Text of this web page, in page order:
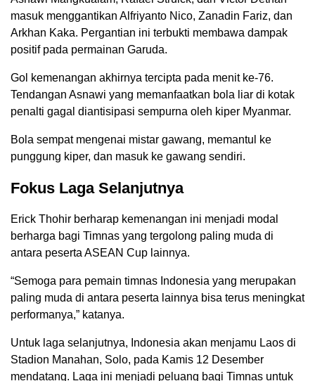
masuk menggantikan Alfriyanto Nico, Zanadin Fariz, dan
Arkhan Kaka. Pergantian ini terbukti membawa dampak
positif pada permainan Garuda.
Gol kemenangan akhirnya tercipta pada menit ke-76.
Tendangan Asnawi yang memanfaatkan bola liar di kotak
penalti gagal diantisipasi sempurna oleh kiper Myanmar.
Bola sempat mengenai mistar gawang, memantul ke
punggung kiper, dan masuk ke gawang sendiri.
Fokus Laga Selanjutnya
Erick Thohir berharap kemenangan ini menjadi modal
berharga bagi Timnas yang tergolong paling muda di
antara peserta ASEAN Cup lainnya.
“Semoga para pemain timnas Indonesia yang merupakan
paling muda di antara peserta lainnya bisa terus meningkat
performanya,” katanya.
Untuk laga selanjutnya, Indonesia akan menjamu Laos di
Stadion Manahan, Solo, pada Kamis 12 Desember
mendatang. Laga ini menjadi peluang bagi Timnas untuk